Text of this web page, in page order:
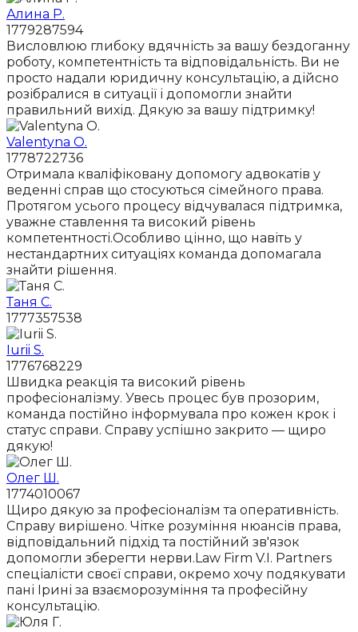
Алина Р.
1779287594
Висловлюю глибоку вдячність за вашу бездоганну
роботу, компетентність та відповідальність. Ви не
просто надали юридичну консультацію, а дійсно
розібралися в ситуації і допомогли знайти
правильний вихід. Дякую за вашу підтримку!
Valentyna O.
1778722736
Отримала кваліфіковану допомогу адвокатів у
веденні справ що стосуються сімейного права.
Протягом усього процесу відчувалася підтримка,
уважне ставлення та високий рівень
компетентності.Особливо цінно, що навіть у
нестандартних ситуаціях команда допомагала
знайти рішення.
Таня С.
1777357538
Iurii S.
1776768229
Швидка реакція та високий рівень
професіоналізму. Увесь процес був прозорим,
команда постійно інформувала про кожен крок і
статус справи. Справу успішно закрито — щиро
дякую!
Олег Ш.
1774010067
Щиро дякую за професіоналізм та оперативність.
Справу вирішено. Чітке розуміння нюансів права,
відповідальний підхід та постійний зв'язок
допомогли зберегти нерви.Law Firm V.I. Partners
спеціалісти своєї справи, окремо хочу подякувати
пані Ірині за взаєморозуміння та професійну
консультацію.